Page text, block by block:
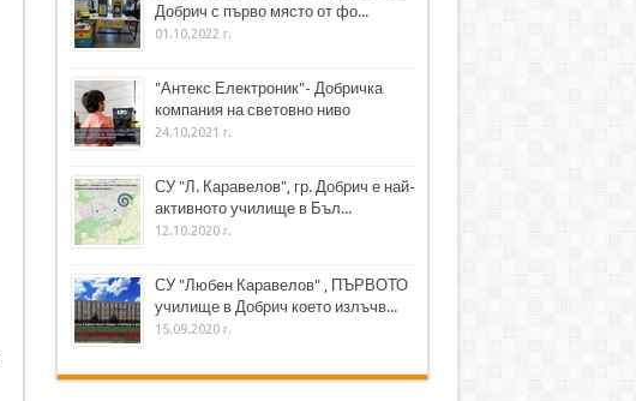
Добрич с първо място от фо...
01.10.2022 г.
"Антекс Електроник"- Добричка
компания на световно ниво
24.10.2021 г.
СУ "Л. Каравелов", гр. Добрич е най-
активното училище в Бъл...
12.10.2020 г.
СУ "Любен Каравелов" , ПЪРВОТО
училище в Добрич което излъчв...
15.09.2020 г.